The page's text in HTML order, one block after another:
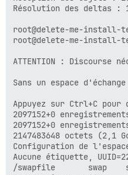
Résolution des deltas :
root@delete-me-install-
root@delete-me-
ATTENTION : Discourse
Sans un espace
Appuyez sur Ctrl+C
2097152+0
2097152+0
2147483648 octets (2,1
Configuration de
Aucune étiquette,
/swapfile       swap